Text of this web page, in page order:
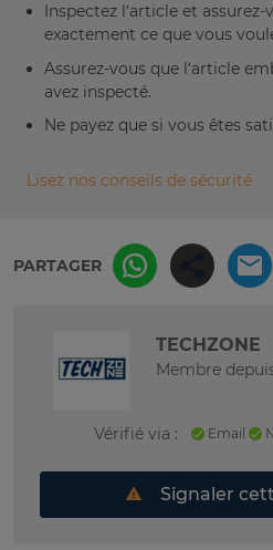
Inspectez l’article et assurez-
exactement ce que vous
Assurez-vous que l’article
avez inspecté.
Ne payez que si vous êtes
Lisez nos conseils de sécurité
PARTAGER
TECHZONE
Membre
Vérifié via : Email
Signaler